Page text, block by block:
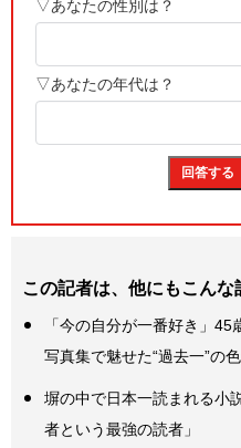
この記者は、他にもこん
「今の自分が一番好き」
写真集で魅せた“過去一”の
塀の中で日本一読まれる小
者という最強の読者」